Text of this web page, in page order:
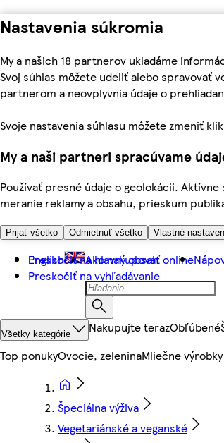
Nastavenia súkromia
My a našich 18 partnerov ukladáme
Svoj súhlas môžete udeliť alebo spravovať
partnerom a neovplyvnia údaje o
Svoje nastavenia súhlasu môžete zmeniť
My a naši partneri spracúvame
Používať presné údaje o geolokácii.
meranie reklamy a obsahu, prieskum
Prijať všetko Odmietnuť všetko Vlastné
Preskočiť na hlavný obsah
Preskočiť na vyhľadávanie
English Ako nakupovať online
Všetky kategórie Nakupujte terazObľúbené
Top ponukyOvocie, zeleninaMliečne
Špeciálna výživa
Vegetariánské a veganské